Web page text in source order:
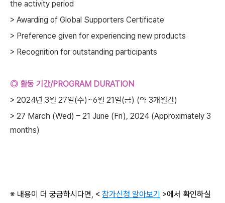
the activity period
> Awarding of Global Supporters Certificate
> Preference given for experiencing new products
> Recognition for outstanding participants
◎ 활동 기간/PROGRAM DURATION
> 2024년 3월 27일(수)~6월 21일(금) (약 3개월간)
> 27 March (Wed) – 21 June (Fri), 2024 (Approximately 3
months)
※ 내용이 더 궁금하시다면, < 참가신청 알아보기 >에서 확인하실